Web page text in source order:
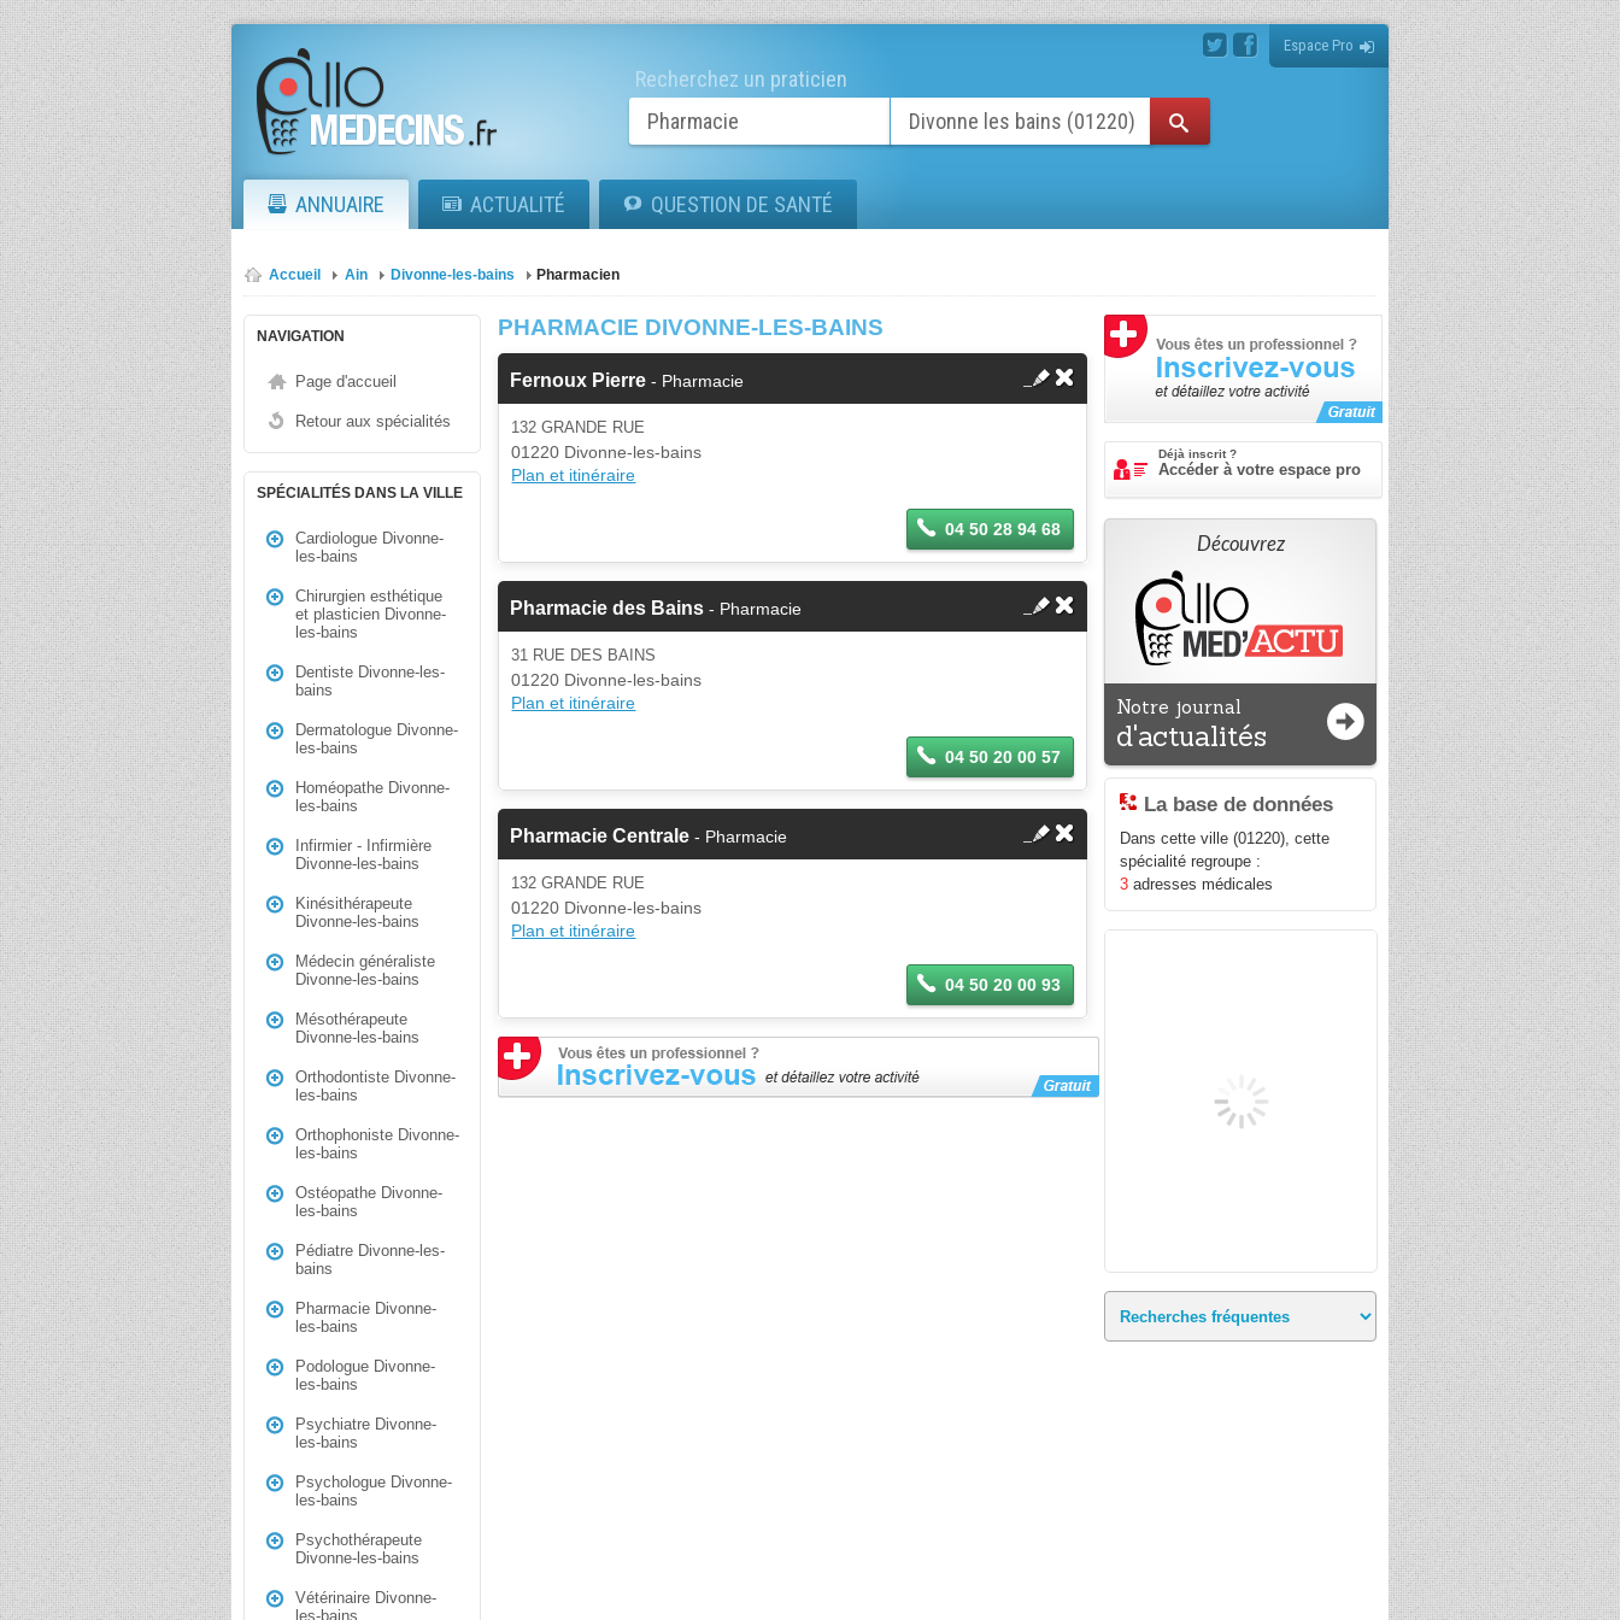
Espace Pro
Recherchez un praticien
ANNUAIRE ACTUALITÉ QUESTION DE SANTÉ
Accueil Ain Divonne-les-bains Pharmacien
NAVIGATION
Page d'accueil
Retour aux spécialités
SPÉCIALITÉS DANS LA VILLE
Cardiologue Divonne-
les-bains
Chirurgien esthétique
et plasticien Divonne-
les-bains
Dentiste Divonne-les-
bains
Dermatologue Divonne-
les-bains
Homéopathe Divonne-
les-bains
Infirmier - Infirmière
Divonne-les-bains
Kinésithérapeute
Divonne-les-bains
Médecin généraliste
Divonne-les-bains
Mésothérapeute
Divonne-les-bains
Orthodontiste Divonne-
les-bains
Orthophoniste Divonne-
les-bains
Ostéopathe Divonne-
les-bains
Pédiatre Divonne-les-
bains
Pharmacie Divonne-
les-bains
Podologue Divonne-
les-bains
Psychiatre Divonne-
les-bains
Psychologue Divonne-
les-bains
Psychothérapeute
Divonne-les-bains
Vétérinaire Divonne-
les-bains
PHARMACIE DIVONNE-LES-BAINS
Fernoux Pierre - Pharmacie
132 GRANDE RUE
01220 Divonne-les-bains
Plan et itinéraire
04 50 28 94 68
Pharmacie des Bains - Pharmacie
31 RUE DES BAINS
01220 Divonne-les-bains
Plan et itinéraire
04 50 20 00 57
Pharmacie Centrale - Pharmacie
132 GRANDE RUE
01220 Divonne-les-bains
Plan et itinéraire
04 50 20 00 93
Déjà inscrit ?
Accéder à votre espace pro
Découvrez
Notre journal
d'actualités
La base de données
Dans cette ville (01220), cette
spécialité regroupe :
3 adresses médicales